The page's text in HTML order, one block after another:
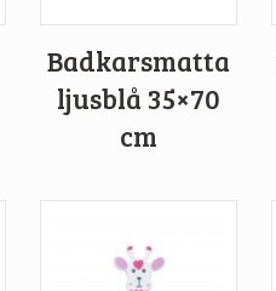
Badkarsmatta
ljusblå 35×70
cm